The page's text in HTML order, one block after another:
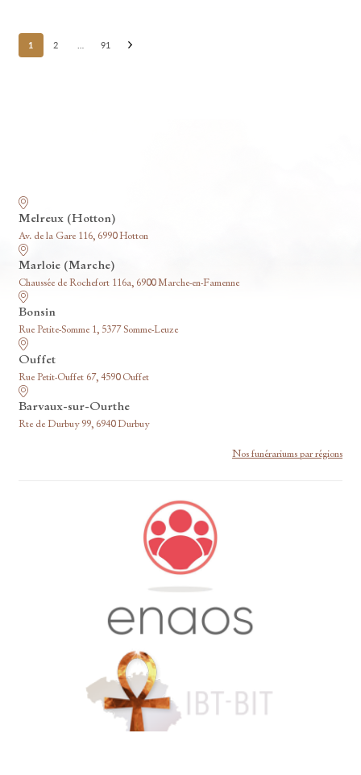
Posts
pagination
1 2 91
Melreux (Hotton)
Av. de la Gare 116, 6990 Hotton
Marloie (Marche)
Chaussée de Rochefort 116a, 6900 Marche-en-Famenne
Bonsin
Rue Petite-Somme 1, 5377 Somme-Leuze
Ouffet
Rue Petit-Ouffet 67, 4590 Ouffet
Barvaux-sur-Ourthe
Rte de Durbuy 99, 6940 Durbuy
Nos funérariums par régions